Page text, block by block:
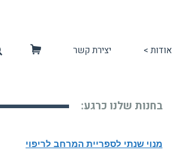
אודות > יצירת קשר
בחנות שלנו כרגע:
מנוי שנתי לספריית המרחב לריפוי